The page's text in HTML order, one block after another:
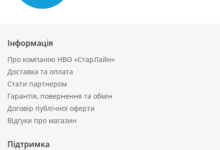
Інформація
Про компанію НВО «СтарЛайн»
Доставка та оплата
Стати партнером
Гарантія, повернення та обмін
Договір публічної оферти
Відгуки про магазин
Підтримка